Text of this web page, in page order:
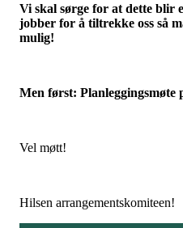
Vi skal sørge for at dette blir
jobber for å tiltrekke oss så
mulig!
Men først: Planleggingsmøte
Vel møtt!
Hilsen arrangementskomiteen!